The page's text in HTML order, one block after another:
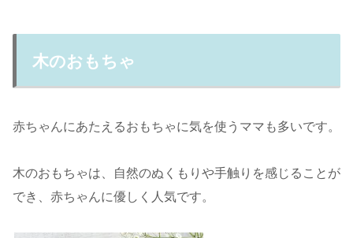
木のおもちゃ
赤ちゃんにあたえるおもちゃに気を使うママも多いです。
木のおもちゃは、自然のぬくもりや手触りを感じることが
でき、赤ちゃんに優しく人気です。